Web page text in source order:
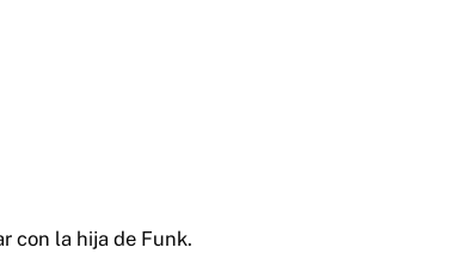
con la hija de Funk.